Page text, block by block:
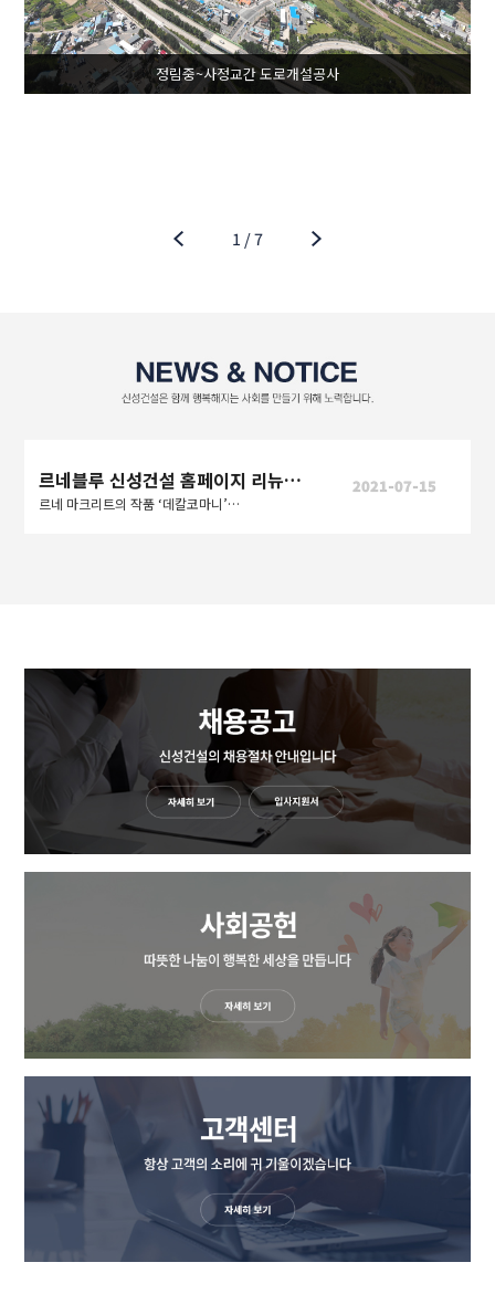
정림중~사정교간 도로개설공사
1 /7
르네블루 신성건설 홈페이지 리뉴얼 오픈
르네 마크리트의 작품 ‘데칼코마니’처럼 사람과 사람, 도시와 도시를 연결하여 더 나은 세상을 만들어간다는 의미도 내포한다
2021-07-15